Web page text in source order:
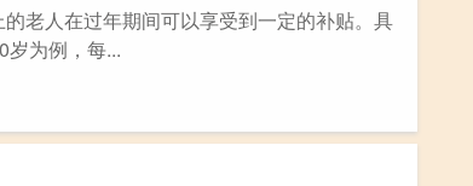
老人在过年期间可以享受到一定的补贴。具
岁为例，每...